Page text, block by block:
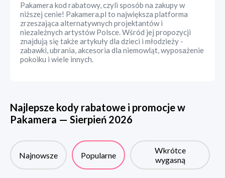
Pakamera kod rabatowy, czyli sposób na zakupy w
niższej cenie! Pakamera.pl to największa platforma
zrzeszająca alternatywnych projektantów i
niezależnych artystów Polsce. Wśród jej propozycji
znajdują się także artykuły dla dzieci i młodzieży -
zabawki, ubrania, akcesoria dla niemowląt, wyposażenie
pokoiku i wiele innych.
Najlepsze kody rabatowe i promocje w
Pakamera — Sierpień 2026
Najnowsze Popularne
Wkrótce
wygasną